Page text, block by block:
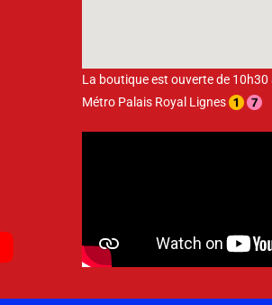
La boutique est ouverte de
Métro Palais Royal Lignes